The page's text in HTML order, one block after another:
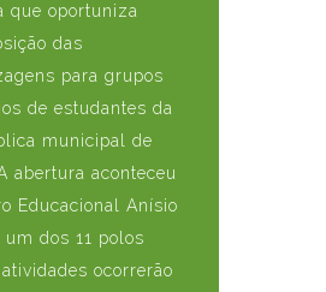
que oportuniza
das
para grupos
de estudantes da
municipal de
abertura aconteceu
Educacional Anísio
um dos 11 polos
ocorrerão